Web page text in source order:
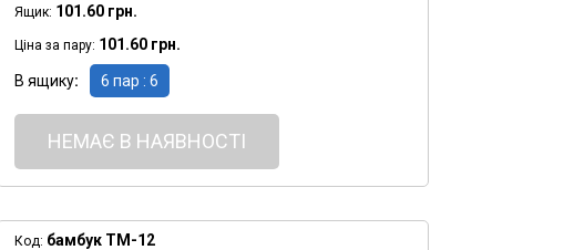
Ящик: 101.60 грн.
Ціна за пару: 101.60 грн.
В ящику 6 пар : 6
НЕМАЄ В НАЯВНОСТІ
Код: бамбук ТМ-12